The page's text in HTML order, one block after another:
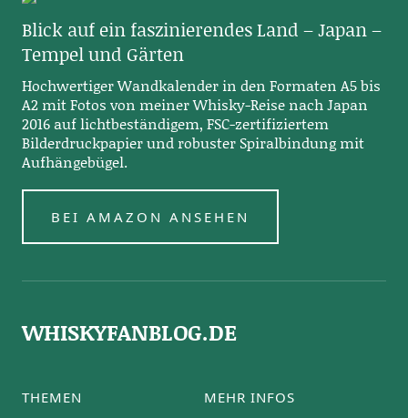
Blick auf ein faszinierendes Land – Japan –
Tempel und Gärten
Hochwertiger Wandkalender in den Formaten A5 bis
A2 mit Fotos von meiner Whisky-Reise nach Japan
2016 auf lichtbeständigem, FSC-zertifiziertem
Bilderdruckpapier und robuster Spiralbindung mit
Aufhängebügel.
BEI AMAZON ANSEHEN
WHISKYFANBLOG.DE
THEMEN MEHR INFOS